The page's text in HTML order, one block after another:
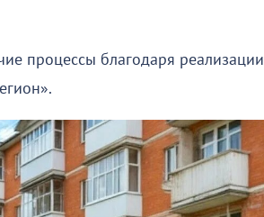
процессы благодаря реализации